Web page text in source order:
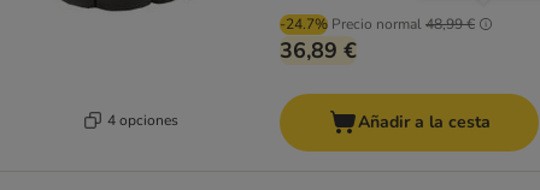
4 opciones
-24.7% Precio normal48,99 €
36,89 €
Añadir a la cesta